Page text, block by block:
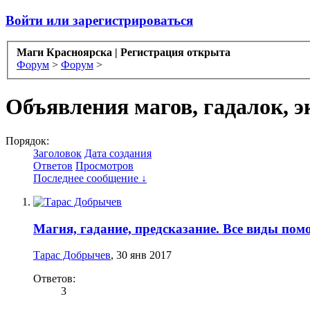
Войти или зарегистрироваться
Маги Красноярска | Регистрация открыта
Форум > Форум >
Объявления магов, гадалок,
Порядок:
Заголовок Дата создания
Ответов Просмотров
Последнее сообщение ↓
Магия, гадание, предсказание. Все виды
Тарас Добрычев, 30 янв 2017
Ответов:
3